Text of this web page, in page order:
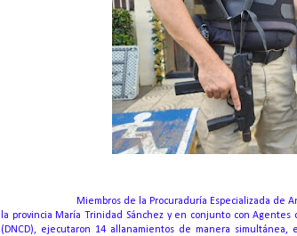
Miembros de la Procuraduría Especializada de
la provincia María Trinidad Sánchez y en conjunto con
(DNCD), ejecutaron 14 allanamientos de manera simultánea,